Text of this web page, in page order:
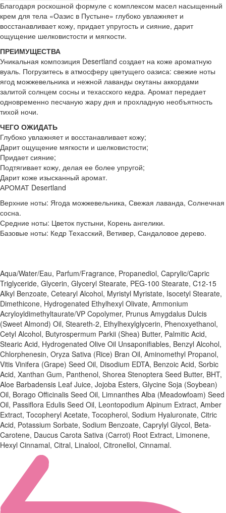
Благодаря роскошной формуле с комплексом масел насыщенный
крем для тела «Оазис в Пустыне» глубоко увлажняет и
восстанавливает кожу, придает упругость и сияние, дарит
ощущение шелковистости и мягкости.
ПРЕИМУЩЕСТВА
Уникальная композиция Desertland создает на коже ароматную
вуаль. Погрузитесь в атмосферу цветущего оазиса: свежие ноты
ягод можжевельника и нежной лаванды окутаны аккордами
залитой солнцем сосны и техасского кедра. Аромат передает
одновременно песчаную жару дня и прохладную необъятность
тихой ночи.
ЧЕГО ОЖИДАТЬ
Глубоко увлажняет и восстанавливает кожу;
Дарит ощущение мягкости и шелковистости;
Придает сияние;
Подтягивает кожу, делая ее более упругой;
Дарит коже изысканный аромат.
АРОМАТ Desertland
Верхние ноты: Ягода можжевельника, Свежая лаванда, Солнечная
сосна.
Средние ноты: Цветок пустыни, Корень ангелики.
Базовые ноты: Кедр Техасский, Ветивер, Сандаловое дерево.
Aqua/Water/Eau, Parfum/Fragrance, Propanediol, Caprylic/Capric
Triglyceride, Glycerin, Glyceryl Stearate, PEG-100 Stearate, C12-15
Alkyl Benzoate, Cetearyl Alcohol, Myristyl Myristate, Isocetyl Stearate,
Dimethicone, Hydrogenated Ethylhexyl Olivate, Ammonium
Acryloyldimethyltaurate/VP Copolymer, Prunus Amygdalus Dulcis
(Sweet Almond) Oil, Steareth-2, Ethylhexylglycerin, Phenoxyethanol,
Cetyl Alcohol, Butyrospermum Parkii (Shea) Butter, Palmitic Acid,
Stearic Acid, Hydrogenated Olive Oil Unsaponifiables, Benzyl Alcohol,
Chlorphenesin, Oryza Sativa (Rice) Bran Oil, Aminomethyl Propanol,
Vitis Vinifera (Grape) Seed Oil, Disodium EDTA, Benzoic Acid, Sorbic
Acid, Xanthan Gum, Panthenol, Shorea Stenoptera Seed Butter, BHT,
Aloe Barbadensis Leaf Juice, Jojoba Esters, Glycine Soja (Soybean)
Oil, Borago Officinalis Seed Oil, Limnanthes Alba (Meadowfoam) Seed
Oil, Passiflora Edulis Seed Oil, Leontopodium Alpinum Extract, Amber
Extract, Tocopheryl Acetate, Tocopherol, Sodium Hyaluronate, Citric
Acid, Potassium Sorbate, Sodium Benzoate, Caprylyl Glycol, Beta-
Carotene, Daucus Carota Sativa (Carrot) Root Extract, Limonene,
Hexyl Cinnamal, Citral, Linalool, Citronellol, Cinnamal.